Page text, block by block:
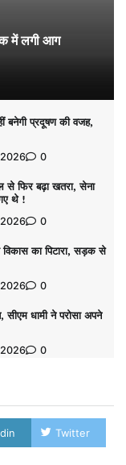
में लगी आग
बनेगी प्रदूषण की वजह,
0
से फिर बढ़ा खतरा, सेना
थे !
0
विकास का पिटारा, सड़क से
0
सीएम धामी ने परोसा अपने
0
Twitter